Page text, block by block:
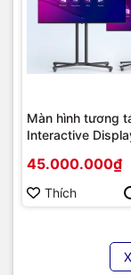
Màn hình tương
Interactive
86 | Cấu hình cao
Hàng chính hãng
45.000.000₫
Thích